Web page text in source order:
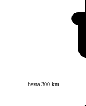
hasta 300 km